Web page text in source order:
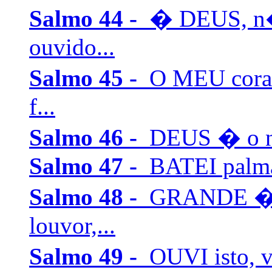
Salmo 44 - � DEUS,
ouvido...
Salmo 45 - O MEU
f...
Salmo 46 - DEUS � o
Salmo 47 - BATEI
Salmo 48 - GRANDE
louvor,...
Salmo 49 - OUVI isto,